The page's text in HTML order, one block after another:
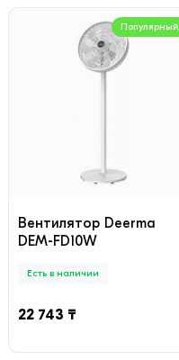
Популярный
Вентилятор Deerma
DEM-FD10W
Есть в наличии
22 743 ₸